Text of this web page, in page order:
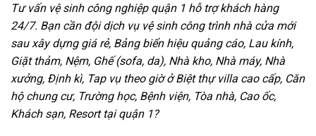
Tư vấn vệ sinh công nghiệp quận 1 hỗ trợ khách hàng
24/7. Bạn cần đội dịch vụ vệ sinh công trình nhà cửa mới
sau xây dựng giá rẻ, Bảng biển hiệu quảng cáo, Lau kính,
Giặt thảm, Nệm, Ghế (sofa, da), Nhà kho, Nhà máy, Nhà
xưởng, Định kì, Tap vụ theo giờ ở Biệt thự villa cao cấp, Căn
hộ chung cư, Trường học, Bệnh viện, Tòa nhà, Cao ốc,
Khách sạn, Resort tại quận 1?